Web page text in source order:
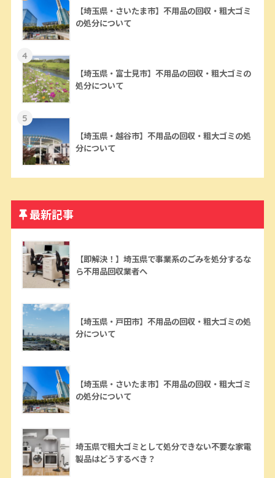
【埼玉県・さいたま市】不用品の回収・粗大ゴミ
の処分について
4
【埼玉県・富士見市】不用品の回収・粗大ゴミの
処分について
5
【埼玉県・越谷市】不用品の回収・粗大ゴミの処
分について
最新記事
【即解決！】埼玉県で事業系のごみを処分するな
ら不用品回収業者へ
【埼玉県・戸田市】不用品の回収・粗大ゴミの処
分について
【埼玉県・さいたま市】不用品の回収・粗大ゴミ
の処分について
埼玉県で粗大ゴミとして処分できない不要な家電
製品はどうするべき？